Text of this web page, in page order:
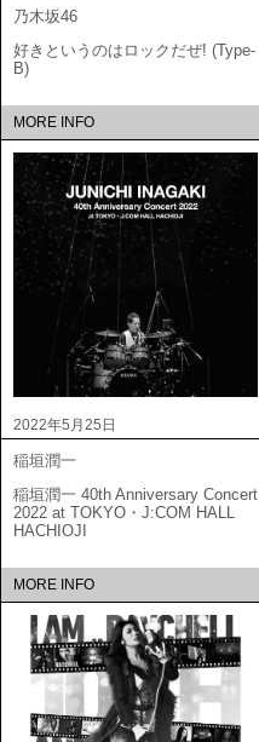
乃木坂46
好きというのはロックだぜ! (Type-
B)
MORE INFO
2022年5月25日
稲垣潤一
稲垣潤一 40th Anniversary Concert
2022 at TOKYO・J:COM HALL
HACHIOJI
MORE INFO